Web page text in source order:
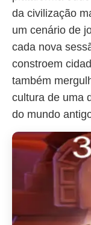
da civilização
um cenário de
cada nova
constroem
também
cultura de uma
do mundo